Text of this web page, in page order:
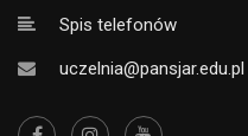
Spis telefonów
uczelnia@pansjar.edu.pl